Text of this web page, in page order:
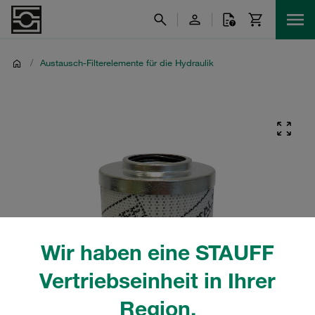
Wir haben eine STAUFF
Vertriebseinheit in Ihrer
Region.
/ Austausch-Filterelemente für die Hydraulik